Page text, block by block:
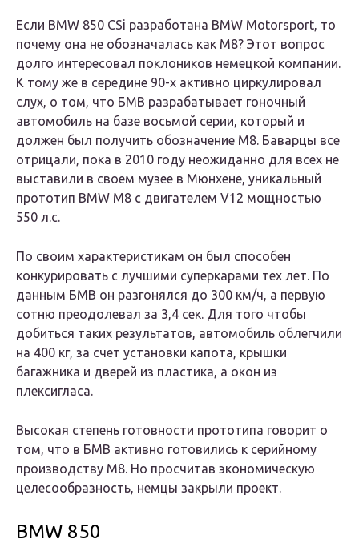
Если BMW 850 CSi разработана BMW Motorsport, то
почему она не обозначалась как М8? Этот вопрос
долго интересовал поклоников немецкой компании.
К тому же в середине 90-х активно циркулировал
слух, о том, что БМВ разрабатывает гоночный
автомобиль на базе восьмой серии, который и
должен был получить обозначение M8. Баварцы все
отрицали, пока в 2010 году неожиданно для всех не
выставили в своем музее в Мюнхене, уникальный
прототип BMW M8 с двигателем V12 мощностью
550 л.с.
По своим характеристикам он был способен
конкурировать с лучшими суперкарами тех лет. По
данным БМВ он разгонялся до 300 км/ч, а первую
сотню преодолевал за 3,4 сек. Для того чтобы
добиться таких результатов, автомобиль облегчили
на 400 кг, за счет установки капота, крышки
багажника и дверей из пластика, а окон из
плексигласа.
Высокая степень готовности прототипа говорит о
том, что в БМВ активно готовились к серийному
производству М8. Но просчитав экономическую
целесообразность, немцы закрыли проект.
BMW 850